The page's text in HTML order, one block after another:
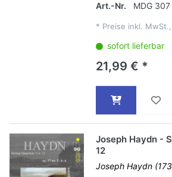
Art.-Nr. MDG
* Preise inkl.
sofort lieferbar
21,99 € *
Joseph Haydn -
12
Joseph Haydn